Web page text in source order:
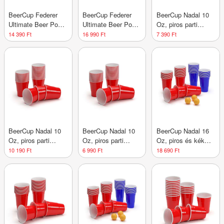
BeerCup Federer
Ultimate Beer Pong
party csomag, Red
Cups, Shot Cups,
14 390 Ft
BeerCup Federer
Ultimate Beer Pong
party csomag, Red
Cups, Shot Cups,
16 990 Ft
BeerCup Nadal 10
Oz, piros parti
poharak, amerikai
egyetemi stílusban,
újrafelhasználható
7 390 Ft
BeerCup Nadal 10
Oz, piros parti
poharak, US-
College Style, 295
újrafelhasználható
10 190 Ft
BeerCup Nadal 10
Oz, piros parti
poharak, US-
College Style, 295
újrafelhasználható
6 990 Ft
BeerCup Nadal 16
Oz, piros és kék
party pohár készlet,
két szín, mellékelve
szabályzat
18 690 Ft